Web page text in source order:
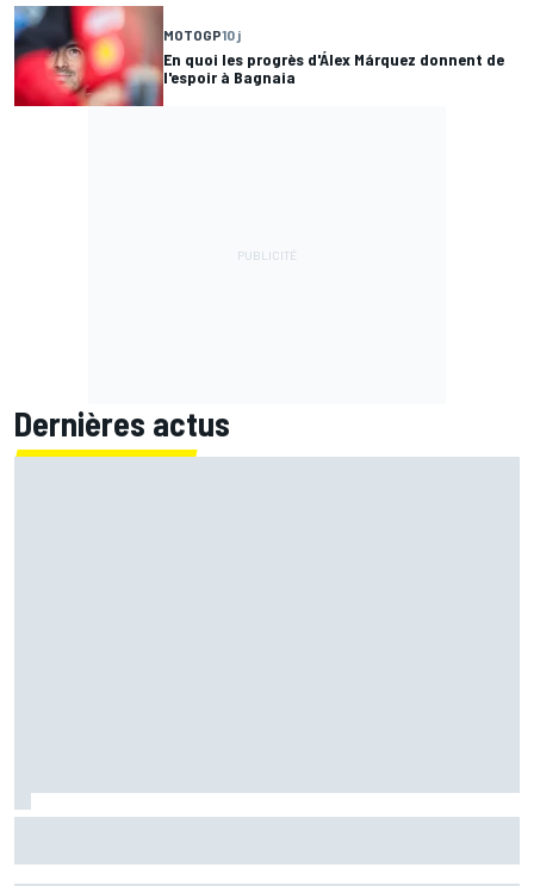
MOTOGP10 j
En quoi les progrès d'Álex Márquez donnent de
l'espoir à Bagnaia
Dernières actus